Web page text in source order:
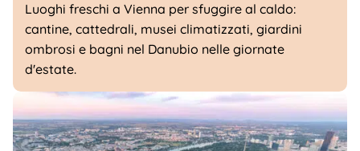
Luoghi freschi a Vienna per sfuggire al caldo:
cantine, cattedrali, musei climatizzati, giardini
ombrosi e bagni nel Danubio nelle giornate
d'estate.